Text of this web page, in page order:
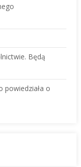
Będą
powiedziała o